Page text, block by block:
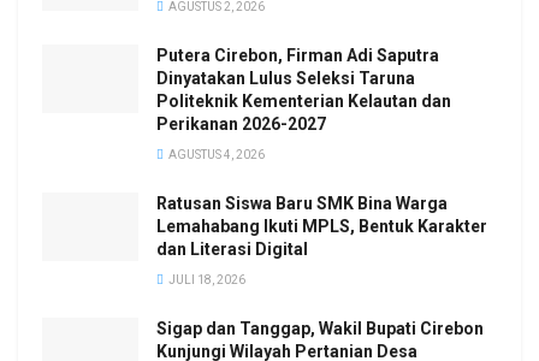
AGUSTUS 2, 2026
Putera Cirebon, Firman Adi Saputra
Dinyatakan Lulus Seleksi Taruna
Politeknik Kementerian Kelautan dan
Perikanan 2026-2027
AGUSTUS 4, 2026
Ratusan Siswa Baru SMK Bina Warga
Lemahabang Ikuti MPLS, Bentuk Karakter
dan Literasi Digital
JULI 18, 2026
Sigap dan Tanggap, Wakil Bupati Cirebon
Kunjungi Wilayah Pertanian Desa